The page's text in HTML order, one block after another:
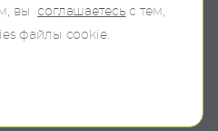
В наличии
вы соглашаетесь с тем,
файлы cookie.